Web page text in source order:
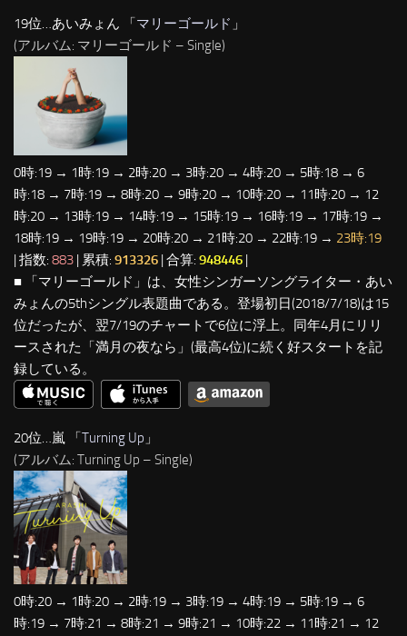
19位…あいみょん 「マリーゴールド 」
(アルバム: マリーゴールド – Single)
0時:19 → 1時:19 → 2時:20 → 3時:20 → 4時:20 → 5時:18 → 6
時:18 → 7時:19 → 8時:20 → 9時:20 → 10時:20 → 11時:20 → 12
時:20 → 13時:19 → 14時:19 → 15時:19 → 16時:19 → 17時:19 →
18時:19 → 19時:19 → 20時:20 → 21時:20 → 22時:19 → 23時:19
| 指数: 883 | 累積: 913326 | 合算: 948446 |
■ 「マリーゴールド」は、女性シンガーソングライター・あい
みょんの5thシングル表題曲である。登場初日(2018/7/18)は15
位だったが、翌7/19のチャートで6位に浮上。同年4月にリリ
ースされた「満月の夜なら」(最高4位)に続く好スタートを記
録している。
20位…嵐 「Turning Up 」
(アルバム: Turning Up – Single)
0時:20 → 1時:20 → 2時:19 → 3時:19 → 4時:19 → 5時:19 → 6
時:19 → 7時:21 → 8時:21 → 9時:21 → 10時:22 → 11時:21 → 12